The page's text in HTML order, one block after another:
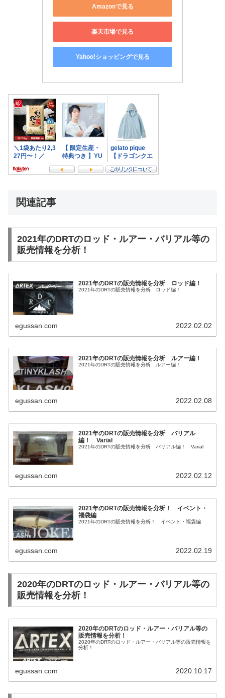
Amazonで見る
楽天市場で見る
Yahoo!ショッピングで見る
関連記事
2021年のDRTのロッド・ルアー・バリアル等の
販売情報を分析！
2021年のDRTの販売情報を分析 ロッド編！
2021年のDRTの販売情報を分析 ロッド編！
egussan.com 2022.02.02
2021年のDRTの販売情報を分析 ルアー編！
2021年のDRTの販売情報を分析 ルアー編！
egussan.com 2022.02.08
2021年のDRTの販売情報を分析 バリアル
編！ Varial
2021年のDRTの販売情報を分析 バリアル編！ Varial
egussan.com 2022.02.12
2021年のDRTの販売情報を分析！ イベント・
福袋編
2021年のDRTの販売情報を分析！ イベント・福袋編
egussan.com 2022.02.19
2020年のDRTのロッド・ルアー・バリアル等の
販売情報を分析！
2020年のDRTのロッド・ルアー・バリアル等の
販売情報を分析！
2020年のDRTのロッド・ルアー・バリアル等の販売情報を
分析！
egussan.com 2020.10.17